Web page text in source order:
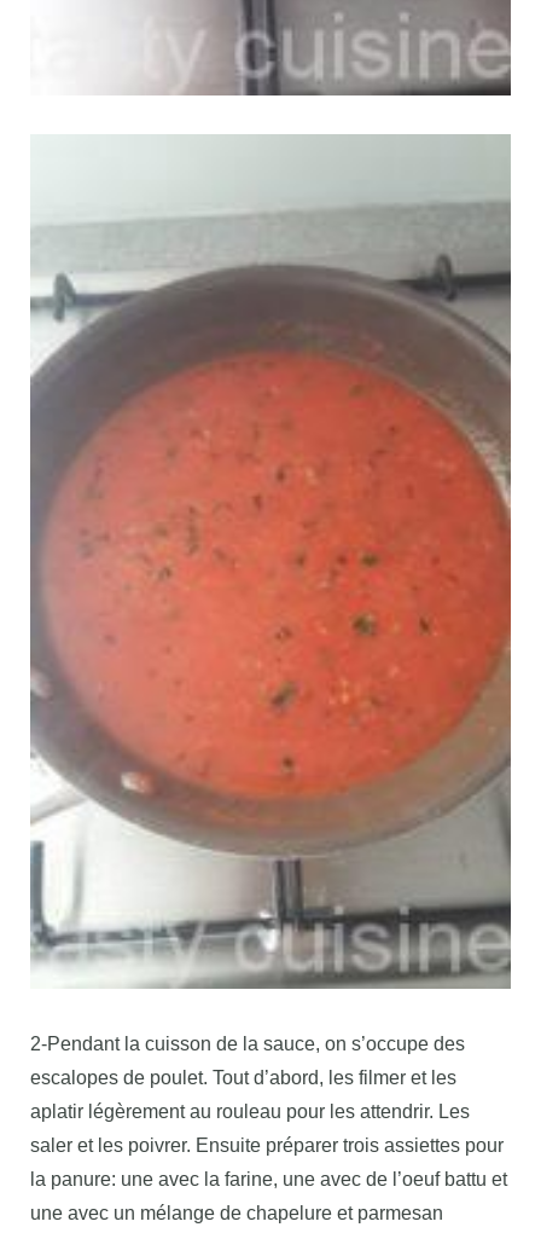
2-Pendant la cuisson de la sauce, on s’occupe des
escalopes de poulet. Tout d’abord, les filmer et les
aplatir légèrement au rouleau pour les attendrir. Les
saler et les poivrer. Ensuite préparer trois assiettes pour
la panure: une avec la farine, une avec de l’oeuf battu et
une avec un mélange de chapelure et parmesan